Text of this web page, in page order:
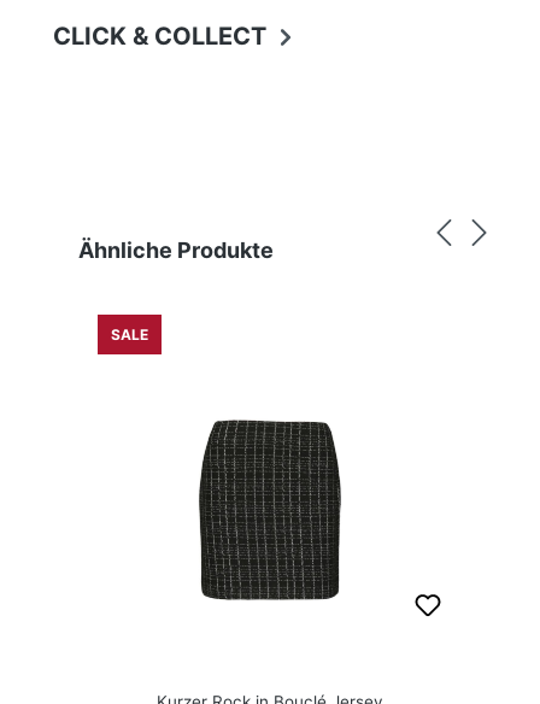
CLICK & COLLECT
Produktgalerie überspringen
Ähnliche Produkte
SALE